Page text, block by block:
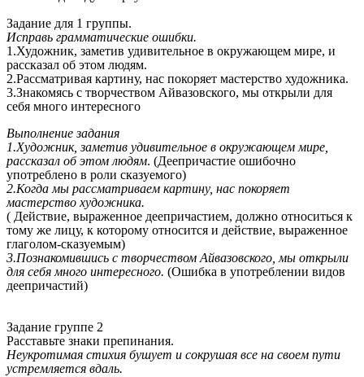
Задание для 1 группы.
Исправь грамматические ошибки.
1.Художник, заметив удивительное в окружающем мире, и
рассказал об этом людям.
2.Рассматривая картину, нас покоряет мастерство художника.
3.Знакомясь с творчеством Айвазовского, мы открыли для
себя много интересного
Выполнение задания
1.Художник, заметив удивительное в окружающем мире,
рассказал об этом людям. (Деепричастие ошибочно
употреблено в роли сказуемого)
2.Когда мы рассматриваем картину, нас покоряет
мастерство художника.
( Действие, выраженное деепричастием, должно относиться к
тому же лицу, к которому относится и действие, выраженное
глаголом-сказуемым)
3.Познакомившись с творчеством Айвазовского, мы открыли
для себя много интересного. (Ошибка в употреблении видов
деепричастий)
Задание группе 2
Расставьте знаки препинания.
Неукротимая стихия бушует и сокрушая все на своем пути
устремляется вдаль.